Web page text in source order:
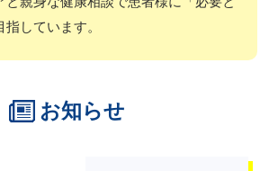
しています。
お知らせ